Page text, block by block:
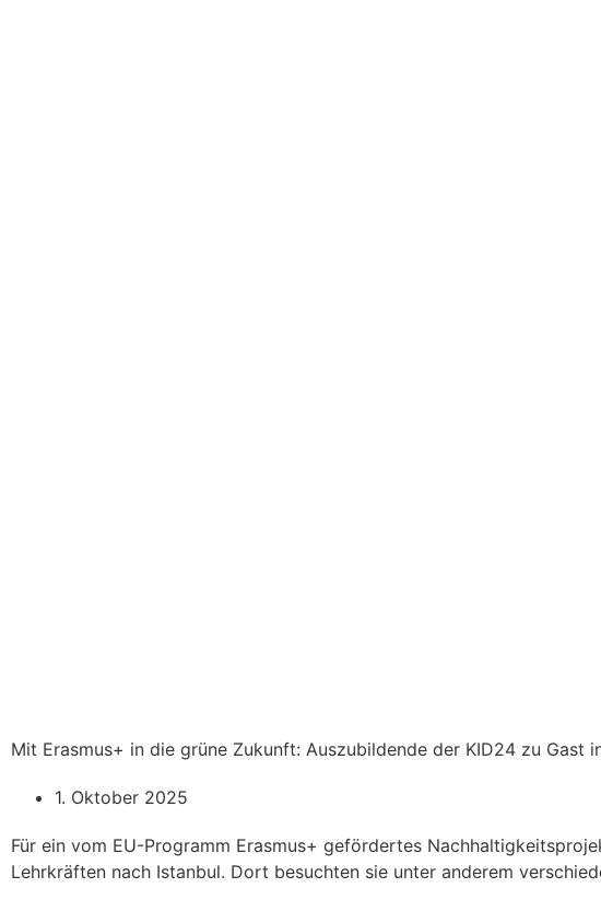
Mit Erasmus+ in die grüne Zukunft: Auszubildende der KID24 zu Gast
1. Oktober 2025
Für ein vom EU-Programm Erasmus+ gefördertes
Lehrkräften nach Istanbul. Dort besuchten sie unter anderem